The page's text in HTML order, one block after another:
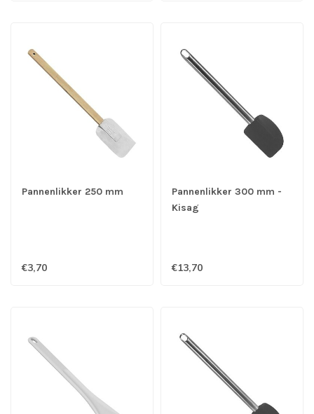
Pannenlikker 250 mm
€3,70
Pannenlikker 300 mm -
Kisag
€13,70